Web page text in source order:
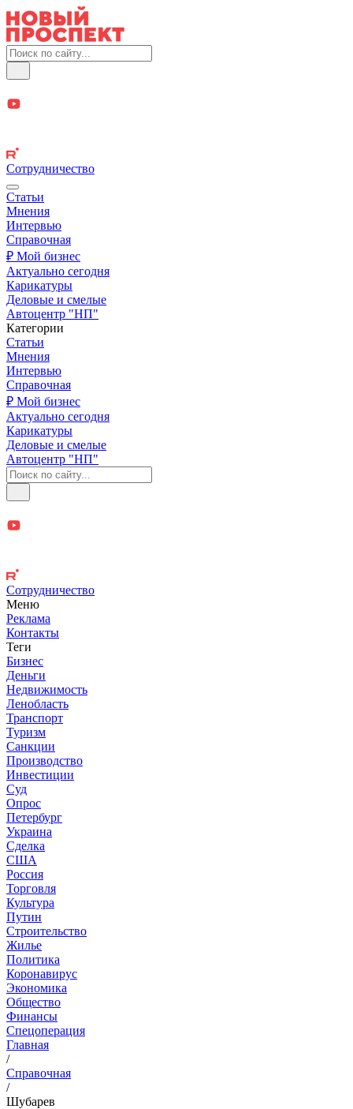
Сотрудничество
Статьи
Мнения
Интервью
Справочная
₽ Мой бизнес
Актуально сегодня
Карикатуры
Деловые и смелые
Автоцентр "НП"
Категории
Статьи
Мнения
Интервью
Справочная
₽ Мой бизнес
Актуально сегодня
Карикатуры
Деловые и смелые
Автоцентр "НП"
Сотрудничество
Меню
Реклама
Контакты
Теги
Бизнес
Деньги
Недвижимость
Ленобласть
Транспорт
Туризм
Санкции
Производство
Инвестиции
Суд
Опрос
Петербург
Украина
Сделка
США
Россия
Торговля
Культура
Путин
Строительство
Жилье
Политика
Коронавирус
Экономика
Общество
Финансы
Спецоперация
Главная
/
Справочная
/
Шубарев